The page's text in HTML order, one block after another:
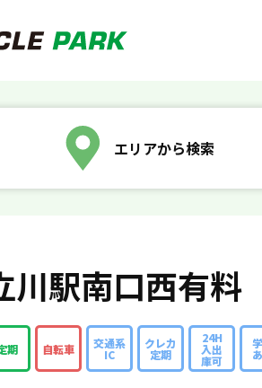
エリアから検索
川駅南口西有料
期 自転車 交通系
IC
クレカ
定期
24H
入出
庫可